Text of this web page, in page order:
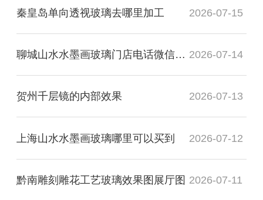
秦皇岛单向透视玻璃去哪里加工 2026-07-15
聊城山水水墨画玻璃门店电话微信是多少？ 2026-07-14
贺州千层镜的内部效果 2026-07-13
上海山水水墨画玻璃哪里可以买到 2026-07-12
黔南雕刻雕花工艺玻璃效果图展厅图 2026-07-11